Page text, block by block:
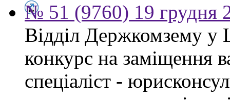
№ 51 (9760) 19 грудня
Відділ Держкомзему у
конкурс на заміщення
спеціаліст -